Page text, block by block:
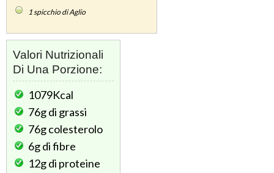
1spicchio di Aglio
Valori Nutrizionali
Di Una Porzione:
1079Kcal
76gdi grassi
76gcolesterolo
6gdi fibre
12gdi proteine